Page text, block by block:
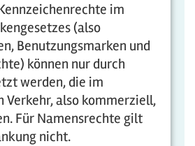
im
(also
Benutzungsmarken und
können nur durch
werden, die im
Verkehr, also kommerziell,
Für Namensrechte gilt
nicht.